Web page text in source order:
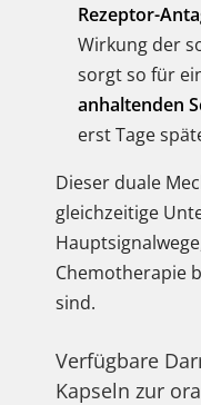
Rezeptor-
Wirkung der
sorgt so für
anhaltenden
erst Tage
Dieser duale
gleichzeitige
Chemotherapie
sind.
Verfügbare
Kapseln zur